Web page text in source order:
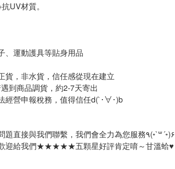
UV材質。
、運動護具等貼身用品
貨，非水貨，信任感從現在建立
到商品調貨，約2-7天寄出
經營申報稅務，值得信任d(`･∀･)b
賣場經營不易，商品如有任何問題直接與我們聯繫，我們會全力為您服務٩(◦`꒳´◦)۶
迎給我們★★★★★五顆星好評肯定唷～甘溫蛤♥